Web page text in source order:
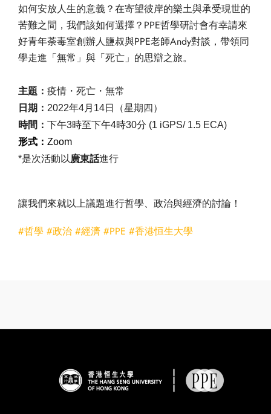
如何安放人生的意義？在寄望彼岸的樂土與承受現世的
苦難之間，我們該如何選擇？ PPE哲學研討會有幸請來
好青年荼毒室創辦人鹽叔與PPE老師Andy對談，帶領同
學走進「無常」與「死亡」的思辯之旅。
主題： 疫情・死亡・無常
日期： 2022年4月14日（星期四）
時間： 下午3時至下午4時30分 (1 iGPS/ 1.5 ECA)
形式： Zoom
*是次活動以 廣東話進行
讓我們來就以上議題進行哲學、政治與經濟的討論！
#哲學 #政治 #經濟 #PPE #香港恒生大學